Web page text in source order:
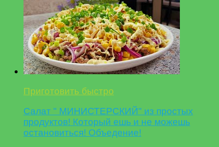
Приготовить быстро
Салат " МИНИСТЕРСКИЙ" из простых
продуктов! Который ешь и не можешь
остановиться! Объедение!